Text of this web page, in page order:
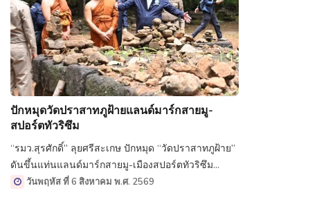
ปักหมุดวัดปราสาทภูฝ้ายแลนด์มาร์กสายมู-
สปอร์ตทัวริซึม
“รมว.สุรศักดิ์” ลุยศรีสะเกษ ปักหมุด “วัดปราสาทภูฝ้าย”
ดันขึ้นแท่นแลนด์มาร์กสายมู-เมืองสปอร์ตทัวริซึม
พร้อมชงโครงการสร้าง “สกายวอล์ก” ชมทิวทัศน์
วันพฤหัส ที่ 6 สิงหาคม พ.ศ. 2569